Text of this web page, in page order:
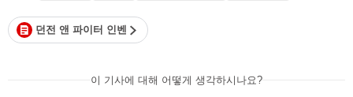
던전 앤 파이터 인벤
이 기사에 대해 어떻게 생각하시나요?